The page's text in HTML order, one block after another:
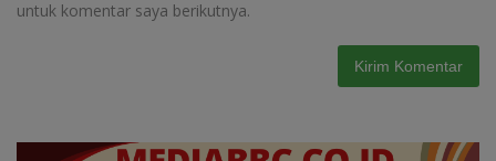
untuk komentar saya berikutnya.